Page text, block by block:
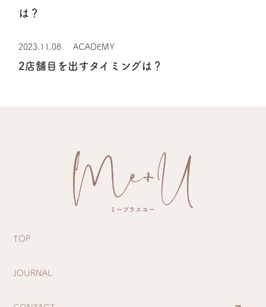
は？
2023.11.08 ACADEMY
2店舗目を出すタイミングは？
TOP
JOURNAL